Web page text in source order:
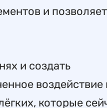
и позволяет
и создать
воздействие
которые